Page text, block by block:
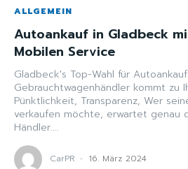
ALLGEMEIN
Autoankauf in Gladbeck
Mobilen Service
Gladbeck's Top-Wahl für
Gebrauchtwagenhändler kommt zu
Pünktlichkeit, Transparenz, Wer
verkaufen möchte, erwartet genau
Händler....
CarPR - 16. März 2024